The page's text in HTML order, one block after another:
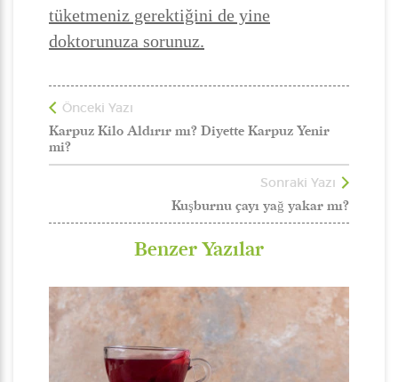
tüketmeniz gerektiğini de yine
doktorunuza sorunuz.
Önceki Yazı
Karpuz Kilo Aldırır mı? Diyette Karpuz Yenir
mi?
Sonraki Yazı
Kuşburnu çayı yağ yakar mı?
Benzer Yazılar